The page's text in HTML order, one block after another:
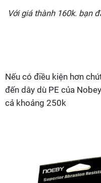
Với giá thành 160k. bạn
Nếu có điều kiện hơn
đến dây dù PE của
cả khoảng 250k